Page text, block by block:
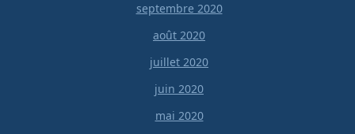
septembre 2020
août 2020
juillet 2020
juin 2020
mai 2020